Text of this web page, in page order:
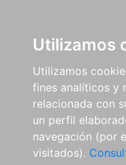
Utilizamos
Utilizamos
fines analíticos y
relacionada con
un perfil
navegación (por
visitados).